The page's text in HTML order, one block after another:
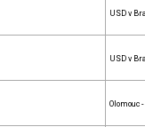
USD v
USD v
Olomouc